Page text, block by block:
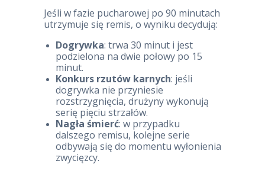
Jeśli w fazie pucharowej po 90 minutach
utrzymuje się remis, o wyniku decydują:
Dogrywka: trwa 30 minut i jest
podzielona na dwie połowy po 15
minut.
Konkurs rzutów karnych: jeśli
dogrywka nie przyniesie
rozstrzygnięcia, drużyny wykonują
serię pięciu strzałów.
Nagła śmierć: w przypadku
dalszego remisu, kolejne serie
odbywają się do momentu wyłonienia
zwycięzcy.